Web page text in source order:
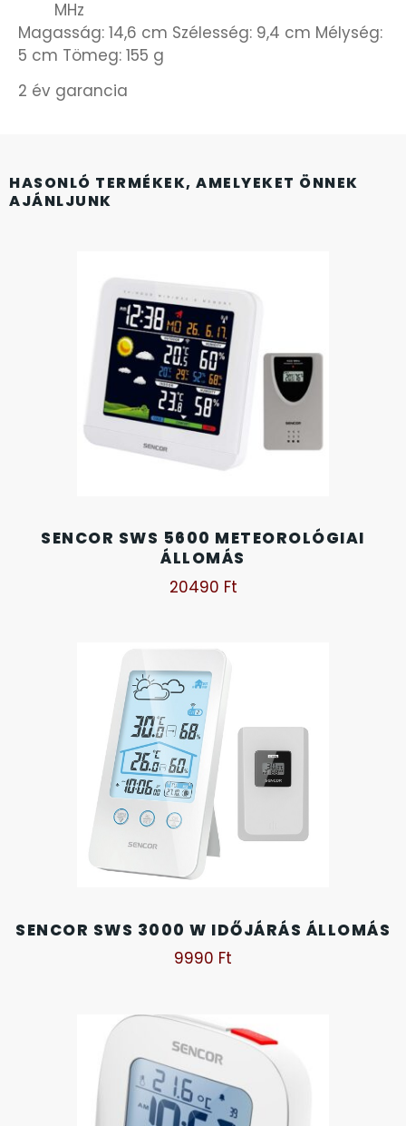
MHz
Magasság: 14,6 cm Szélesség: 9,4 cm Mélység:
5 cm Tömeg: 155 g
2 év garancia
HASONLÓ TERMÉKEK, AMELYEKET ÖNNEK
AJÁNLJUNK
SENCOR SWS 5600 METEOROLÓGIAI
ÁLLOMÁS
20490 Ft
SENCOR SWS 3000 W IDŐJÁRÁS ÁLLOMÁS
9990 Ft